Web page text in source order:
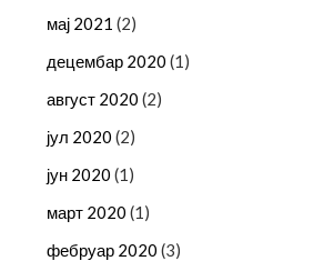
мај 2021 (2)
децембар 2020 (1)
август 2020 (2)
јул 2020 (2)
јун 2020 (1)
март 2020 (1)
фебруар 2020 (3)